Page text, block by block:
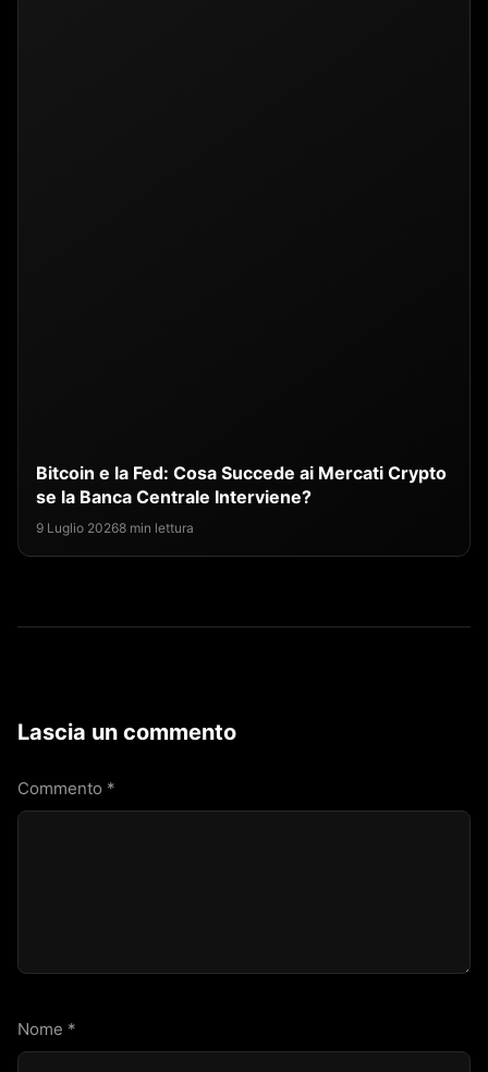
Bitcoin e la Fed: Cosa Succede ai Mercati Crypto
se la Banca Centrale Interviene?
9 Luglio 20268 min lettura
Lascia un commento
Commento *
Nome *